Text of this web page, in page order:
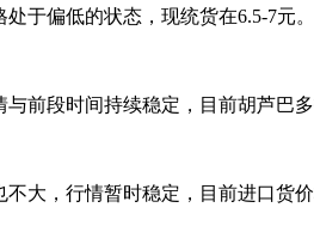
于偏低的状态，现统货在6.5-7元。
前段时间持续稳定，目前胡芦巴
大，行情暂时稳定，目前进口货价